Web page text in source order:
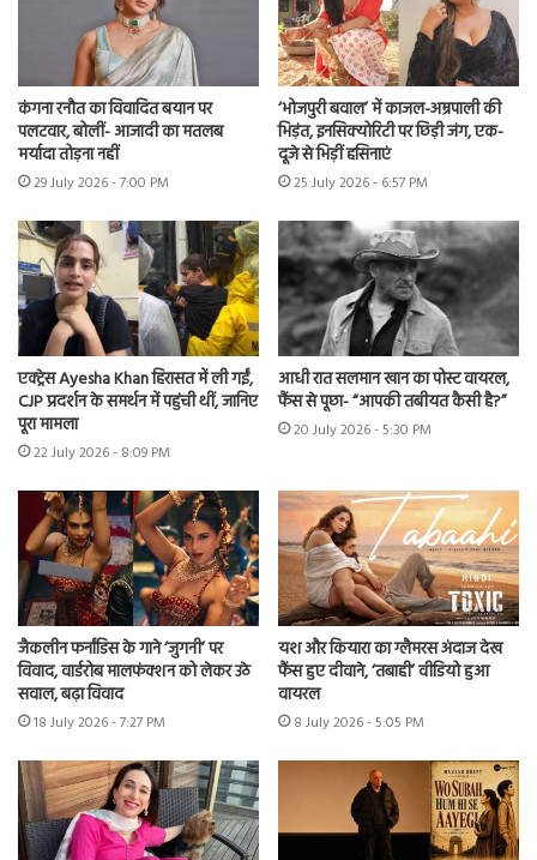
कंगना रनौत का विवादित बयान पर
पलटवार, बोलीं- आजादी का मतलब
मर्यादा तोड़ना नहीं
29 July 2026 - 7:00 PM
‘भोजपुरी बवाल’ में काजल-अम्रपाली की
भिड़ंत, इनसिक्योरिटी पर छिड़ी जंग, एक-
दूजे से भिड़ीं हसिनाएं
25 July 2026 - 6:57 PM
एक्ट्रेस Ayesha Khan हिरासत में ली गईं,
CJP प्रदर्शन के समर्थन में पहुंची थीं, जानिए
पूरा मामला
22 July 2026 - 8:09 PM
आधी रात सलमान खान का पोस्ट वायरल,
फैंस से पूछा- “आपकी तबीयत कैसी है?”
20 July 2026 - 5:30 PM
जैकलीन फर्नांडिस के गाने ‘जुगनी’ पर
विवाद, वार्डरोब मालफंक्शन को लेकर उठे
सवाल, बढ़ा विवाद
18 July 2026 - 7:27 PM
यश और कियारा का ग्लैमरस अंदाज देख
फैंस हुए दीवाने, ‘तबाही’ वीडियो हुआ
वायरल
8 July 2026 - 5:05 PM